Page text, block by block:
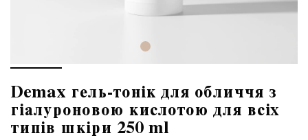
Demax гель-тонік для обличчя з
гіалуроновою кислотою для всіх
типів шкіри 250 ml